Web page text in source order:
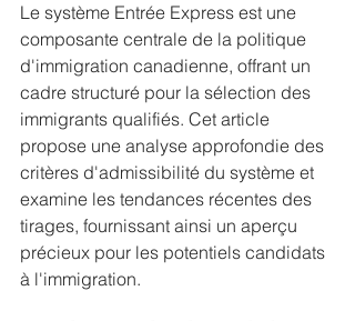
Le système Entrée Express est une
composante centrale de la politique
d'immigration canadienne, offrant un
cadre structuré pour la sélection des
immigrants qualifiés. Cet article
propose une analyse approfondie des
critères d'admissibilité du système et
examine les tendances récentes des
tirages, fournissant ainsi un aperçu
précieux pour les potentiels candidats
à l'immigration.